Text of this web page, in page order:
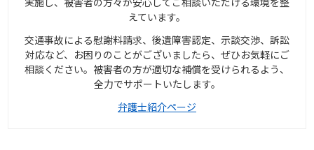
えています。
交通事故による慰謝料請求、後遺障害認定、示談交渉、訴訟
対応など、お困りのことがございましたら、ぜひお気軽にご
相談ください。被害者の方が適切な補償を受けられるよう、
全力でサポートいたします。
弁護士紹介ページ